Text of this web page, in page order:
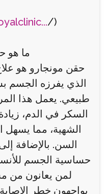
/)
ما هو
حقن مونجارو هو
طبيعي. يعمل هذا
السكر في الدم،
الشهية، مما يسهل
السن. بالإضافة
حساسية الجسم
لمن يعانون من
يواجهون خطر